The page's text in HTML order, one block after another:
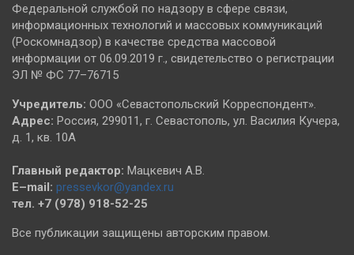
Федеральной службой по надзору в сфере связи,
информационных технологий и массовых коммуникаций
(Роскомнадзор) в качестве средства массовой
информации от 06.09.2019 г., свидетельство о регистрации
ЭЛ № ФС 77–76715
Учредитель: ООО «Севастопольский Корреспондент».
Адрес: Россия, 299011, г. Севастополь, ул. Василия Кучера,
д. 1, кв. 10А
Главный редактор: Мацкевич А.В.
E–mail: pressevkor@yandex.ru
тел. +7 (978) 918-52-25
Все публикации защищены авторским правом.